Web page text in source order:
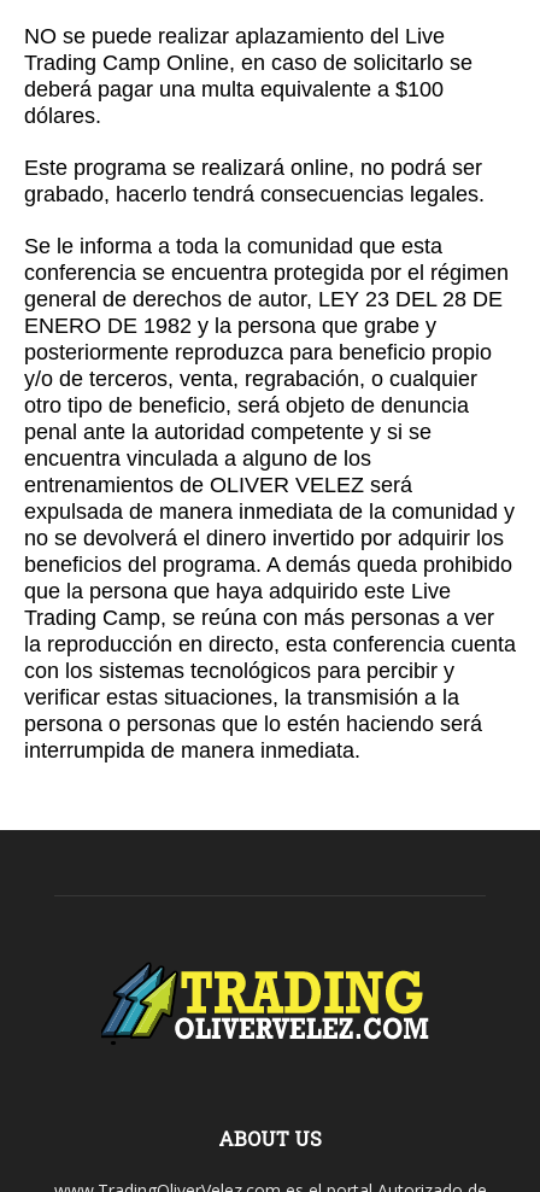
NO se puede realizar aplazamiento del Live
Trading Camp Online, en caso de solicitarlo se
deberá pagar una multa equivalente a $100
dólares.
Este programa se realizará online, no podrá ser
grabado, hacerlo tendrá consecuencias legales.
Se le informa a toda la comunidad que esta
conferencia se encuentra protegida por el régimen
general de derechos de autor, LEY 23 DEL 28 DE
ENERO DE 1982 y la persona que grabe y
posteriormente reproduzca para beneficio propio
y/o de terceros, venta, regrabación, o cualquier
otro tipo de beneficio, será objeto de denuncia
penal ante la autoridad competente y si se
encuentra vinculada a alguno de los
entrenamientos de OLIVER VELEZ será
expulsada de manera inmediata de la comunidad y
no se devolverá el dinero invertido por adquirir los
beneficios del programa. A demás queda prohibido
que la persona que haya adquirido este Live
Trading Camp, se reúna con más personas a ver
la reproducción en directo, esta conferencia cuenta
con los sistemas tecnológicos para percibir y
verificar estas situaciones, la transmisión a la
persona o personas que lo estén haciendo será
interrumpida de manera inmediata.
ABOUT US